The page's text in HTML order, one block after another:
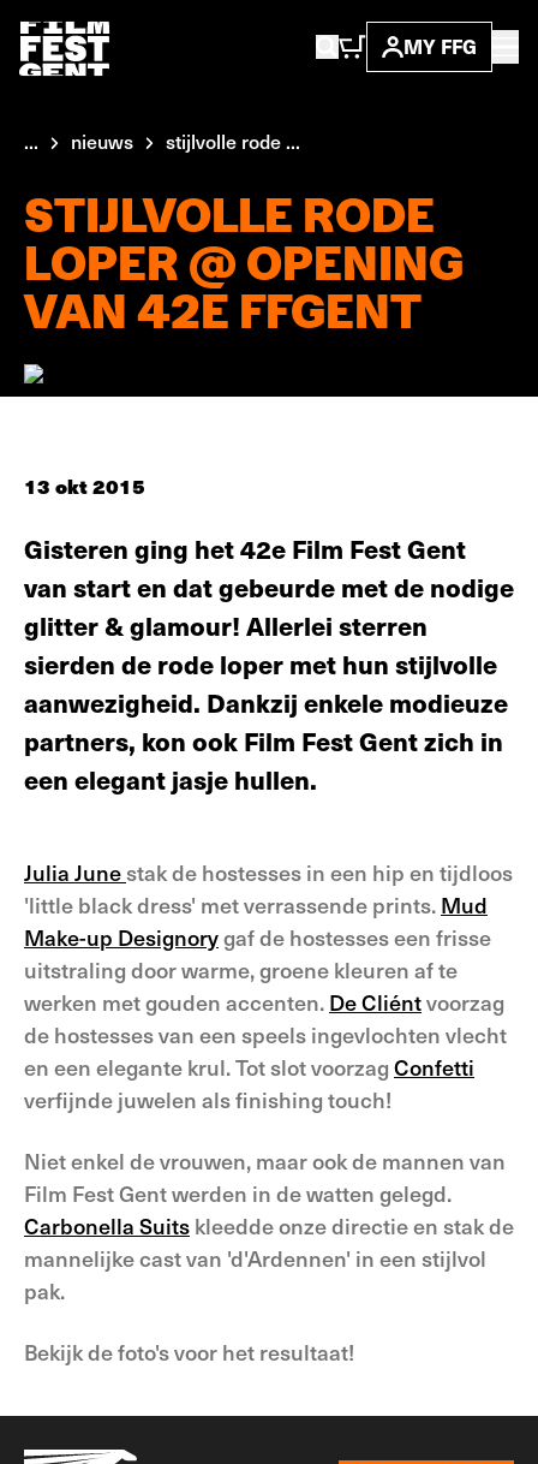
MY FFG
... nieuws stijlvolle rode ...
STIJLVOLLE RODE
LOPER @ OPENING
VAN 42E FFGENT
13 okt 2015
Gisteren ging het 42e Film Fest Gent
van start en dat gebeurde met de nodige
glitter & glamour! Allerlei sterren
sierden de rode loper met hun stijlvolle
aanwezigheid. Dankzij enkele modieuze
partners, kon ook Film Fest Gent zich in
een elegant jasje hullen.
Julia Junestak de hostesses in een hip en tijdloos
'little black dress' met verrassende prints. Mud
Make-up Designorygaf de hostesses een frisse
uitstraling door warme, groene kleuren af te
werken met gouden accenten. De Cliéntvoorzag
de hostesses van een speels ingevlochten vlecht
en een elegante krul. Tot slot voorzag Confetti
verfijnde juwelen als finishing touch!
Niet enkel de vrouwen, maar ook de mannen van
Film Fest Gent werden in de watten gelegd.
Carbonella Suits kleedde onze directie en stak de
mannelijke cast van 'd'Ardennen' in een stijlvol
pak.
Bekijk de foto's voor het resultaat!